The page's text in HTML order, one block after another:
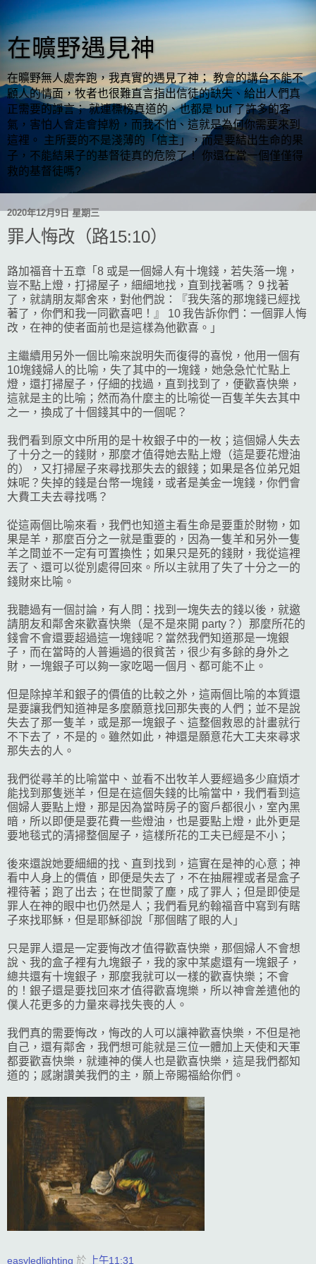
在曠野遇見神
在曠野無人處奔跑，我真實的遇見了神； 教會的講台不能不
顧人的情面，牧者也很難直言指出信徒的缺失、給出人們真
正需要的諍言； 就連標榜真道的、也都是 buf 了許多的客
氣，害怕人會走會掉粉，而我不怕、這就是為何你需要來到
這裡。 主所要的不是淺薄的「信主」，而是要結出生命的果
子，不能結果子的基督徒真的危險了！ 你還在當一個僅僅得
救的基督徒嗎?
2020年12月9日 星期三
罪人悔改（路15:10）
路加福音十五章「8 或是一個婦人有十塊錢，若失落一塊，
豈不點上燈，打掃屋子，細細地找，直到找著嗎？ 9 找著
了，就請朋友鄰舍來，對他們說：『我失落的那塊錢已經找
著了，你們和我一同歡喜吧！』 10 我告訴你們：一個罪人悔
改，在神的使者面前也是這樣為他歡喜。」
主繼續用另外一個比喻來說明失而復得的喜悅，他用一個有
10塊錢婦人的比喻，失了其中的一塊錢，她急急忙忙點上
燈，還打掃屋子，仔細的找過，直到找到了，便歡喜快樂，
這就是主的比喻；然而為什麼主的比喻從一百隻羊失去其中
之一，換成了十個錢其中的一個呢？
我們看到原文中所用的是十枚銀子中的一枚；這個婦人失去
了十分之一的錢財，那麼才值得她去點上燈（這是要花燈油
的），又打掃屋子來尋找那失去的銀錢；如果是各位弟兄姐
妹呢？失掉的錢是台幣一塊錢，或者是美金一塊錢，你們會
大費工夫去尋找嗎？
從這兩個比喻來看，我們也知道主看生命是要重於財物，如
果是羊，那麼百分之一就是重要的，因為一隻羊和另外一隻
羊之間並不一定有可置換性；如果只是死的錢財，我從這裡
丟了、還可以從別處得回來。所以主就用了失了十分之一的
錢財來比喻。
我聽過有一個討論，有人問：找到一塊失去的錢以後，就邀
請朋友和鄰舍來歡喜快樂（是不是來開 party？）那麼所花的
錢會不會還要超過這一塊錢呢？當然我們知道那是一塊銀
子，而在當時的人普遍過的很貧苦，很少有多餘的身外之
財，一塊銀子可以夠一家吃喝一個月、都可能不止。
但是除掉羊和銀子的價值的比較之外，這兩個比喻的本質還
是要讓我們知道神是多麼願意找回那失喪的人們；並不是說
失去了那一隻羊，或是那一塊銀子、這整個救恩的計畫就行
不下去了，不是的。雖然如此，神還是願意花大工夫來尋求
那失去的人。
我們從尋羊的比喻當中、並看不出牧羊人要經過多少麻煩才
能找到那隻迷羊，但是在這個失錢的比喻當中，我們看到這
個婦人要點上燈，那是因為當時房子的窗戶都很小，室內黑
暗，所以即便是要花費一些燈油，也是要點上燈，此外更是
要地毯式的清掃整個屋子，這樣所花的工夫已經是不小；
後來還說她要細細的找、直到找到，這實在是神的心意；神
看中人身上的價值，即便是失去了，不在抽屜裡或者是盒子
裡待著；跑了出去；在世間蒙了塵，成了罪人；但是即使是
罪人在神的眼中也仍然是人；我們看見約翰福音中寫到有瞎
子來找耶穌，但是耶穌卻說「那個瞎了眼的人」
只是罪人還是一定要悔改才值得歡喜快樂，那個婦人不會想
說、我的盒子裡有九塊銀子，我的家中某處還有一塊銀子，
總共還有十塊銀子，那麼我就可以一樣的歡喜快樂；不會
的！銀子還是要找回來才值得歡喜塊樂，所以神會差遣他的
僕人花更多的力量來尋找失喪的人。
我們真的需要悔改，悔改的人可以讓神歡喜快樂，不但是祂
自己，還有鄰舍，我們想可能就是三位一體加上天使和天軍
都要歡喜快樂，就連神的僕人也是歡喜快樂，這是我們都知
道的；感謝讚美我們的主，願上帝賜福給你們。
easyledlighting 於 上午11:31